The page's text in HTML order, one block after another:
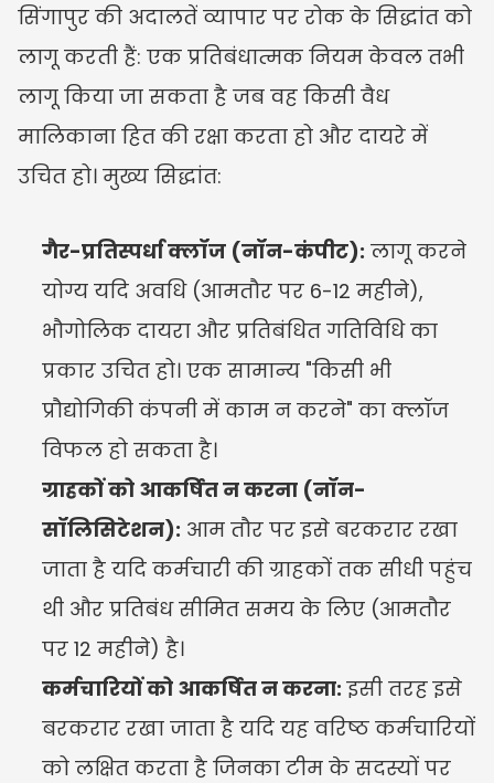
सिंगापुर की अदालतें व्यापार पर रोक के सिद्धांत को
लागू करती हैं: एक प्रतिबंधात्मक नियम केवल तभी
लागू किया जा सकता है जब वह किसी वैध
मालिकाना हित की रक्षा करता हो और दायरे में
उचित हो। मुख्य सिद्धांत:
गैर-प्रतिस्पर्धा क्लॉज (नॉन-कंपीट): लागू करने
योग्य यदि अवधि (आमतौर पर 6-12 महीने),
भौगोलिक दायरा और प्रतिबंधित गतिविधि का
प्रकार उचित हो। एक सामान्य "किसी भी
प्रौद्योगिकी कंपनी में काम न करने" का क्लॉज
विफल हो सकता है।
ग्राहकों को आकर्षित न करना (नॉन-
सॉलिसिटेशन): आम तौर पर इसे बरकरार रखा
जाता है यदि कर्मचारी की ग्राहकों तक सीधी पहुंच
थी और प्रतिबंध सीमित समय के लिए (आमतौर
पर 12 महीने) है।
कर्मचारियों को आकर्षित न करना: इसी तरह इसे
बरकरार रखा जाता है यदि यह वरिष्ठ कर्मचारियों
को लक्षित करता है जिनका टीम के सदस्यों पर